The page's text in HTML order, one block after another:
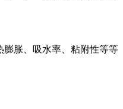
膨胀、吸水率、粘附性等等